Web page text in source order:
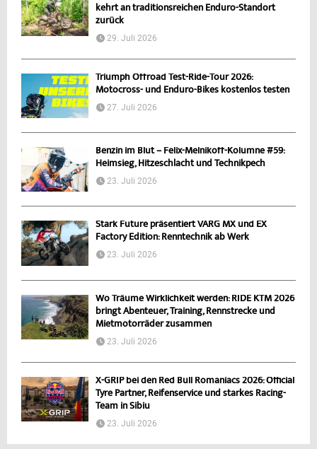
kehrt an traditionsreichen Enduro-Standort
zurück
29. Juli 2026
Triumph Offroad Test-Ride-Tour 2026:
Motocross- und Enduro-Bikes kostenlos testen
27. Juli 2026
Benzin im Blut – Felix-Melnikoff-Kolumne #59:
Heimsieg, Hitzeschlacht und Technikpech
23. Juli 2026
Stark Future präsentiert VARG MX und EX
Factory Edition: Renntechnik ab Werk
23. Juli 2026
Wo Träume Wirklichkeit werden: RIDE KTM 2026
bringt Abenteuer, Training, Rennstrecke und
Mietmotorräder zusammen
23. Juli 2026
X-GRIP bei den Red Bull Romaniacs 2026: Official
Tyre Partner, Reifenservice und starkes Racing-
Team in Sibiu
23. Juli 2026